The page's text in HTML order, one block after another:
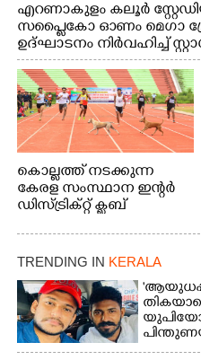
എറണാകുളം കലൂർ
സപ്ളൈകോ ഓണം മെഗാ
ഉദ്ഘാടനം നിർവഹിച്ച്
വി.ഡി. സതീശൻ. മന്ത്രി
കൊല്ലത്ത് നടക്കുന്ന
കേരള സംസ്ഥാന ഇന്റർ
ഡിസ്ട്രിക്റ്റ് ക്ലബ്
ചാമ്പ്യൻഷിപ്പിൽ അണ്ടർ
20 ആൺകുട്ടികളുടെ 200
മത്സരത്തിനിടെ സിന്തറ്റിക്
ട്രാക്കിന് കുറുകെ ഓടുന്ന
നായകൾ.
TRENDING IN KERALA